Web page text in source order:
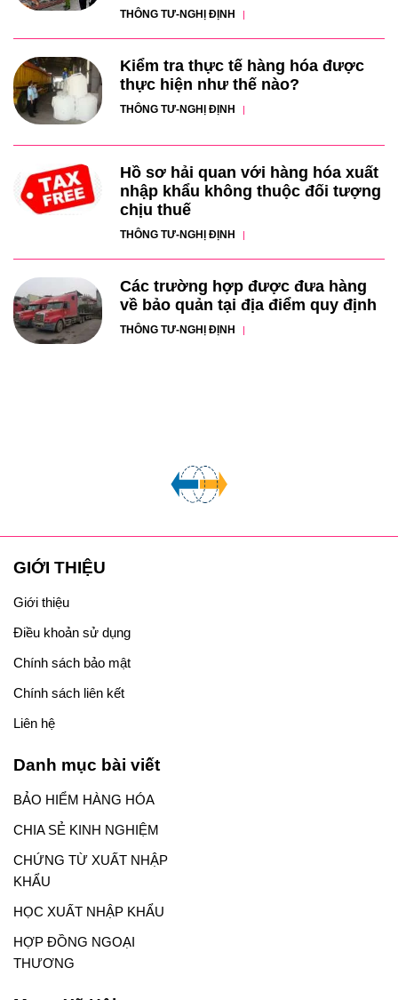
THÔNG TƯ-NGHỊ ĐỊNH
Kiểm tra thực tế hàng hóa được
thực hiện như thế nào?
THÔNG TƯ-NGHỊ ĐỊNH
Hồ sơ hải quan với hàng hóa xuất
nhập khẩu không thuộc đối tượng
chịu thuế
THÔNG TƯ-NGHỊ ĐỊNH
Các trường hợp được đưa hàng
về bảo quản tại địa điểm quy định
THÔNG TƯ-NGHỊ ĐỊNH
GIỚI THIỆU
Giới thiệu
Điều khoản sử dụng
Chính sách bảo mật
Chính sách liên kết
Liên hệ
Danh mục bài viết
BẢO HIỂM HÀNG HÓA
CHIA SẺ KINH NGHIỆM
CHỨNG TỪ XUẤT NHẬP
KHẨU
HỌC XUẤT NHẬP KHẨU
HỢP ĐỒNG NGOẠI
THƯƠNG